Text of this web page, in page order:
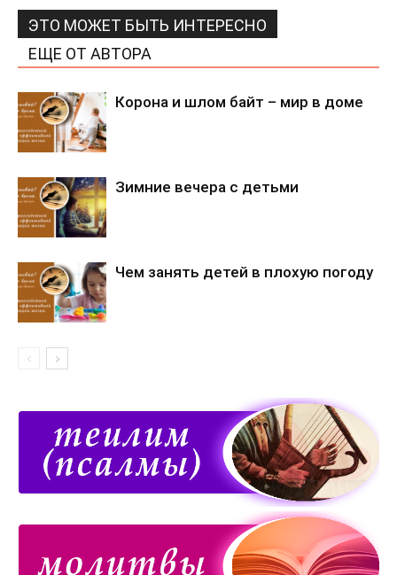
ЭТО МОЖЕТ БЫТЬ ИНТЕРЕСНО
ЕЩЕ ОТ АВТОРА
Корона и шлом байт – мир в доме
Зимние вечера с детьми
Чем занять детей в плохую погоду